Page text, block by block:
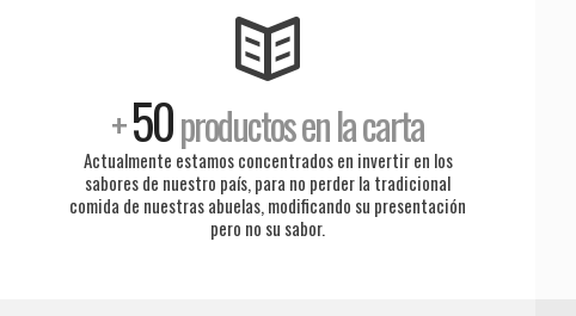
+50productos en la carta
Actualmente estamos concentrados en invertir en los
sabores de nuestro país, para no perder la tradicional
comida de nuestras abuelas, modificando su presentación
pero no su sabor.